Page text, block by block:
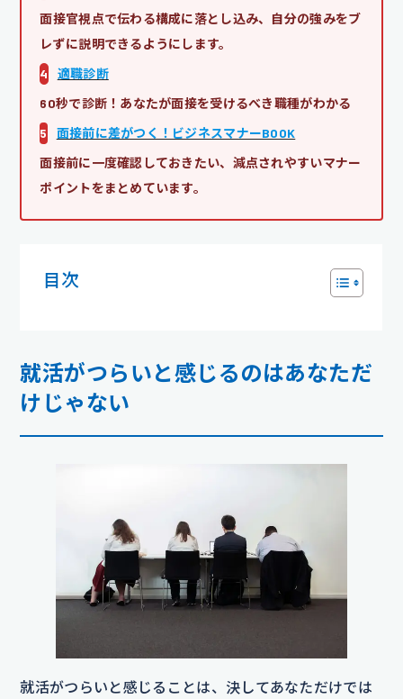
面接官視点で伝わる構成に落とし込み、自分の強みをブ
レずに説明できるようにします。
4
適職診断
60秒で診断！あなたが面接を受けるべき職種がわかる
5
面接前に差がつく！ビジネスマナーBOOK
面接前に一度確認しておきたい、減点されやすいマナー
ポイントをまとめています。
目次
就活がつらいと感じるのはあなただ
けじゃない
就活がつらいと感じることは、決してあなただけでは